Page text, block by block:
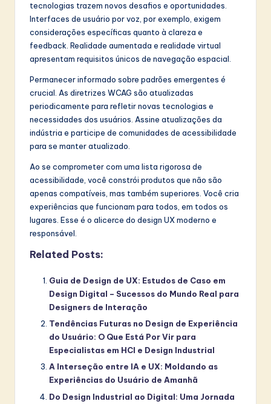
tecnologias trazem novos desafios e oportunidades.
Interfaces de usuário por voz, por exemplo, exigem
considerações específicas quanto à clareza e
feedback. Realidade aumentada e realidade virtual
apresentam requisitos únicos de navegação espacial.
Permanecer informado sobre padrões emergentes é
crucial. As diretrizes WCAG são atualizadas
periodicamente para refletir novas tecnologias e
necessidades dos usuários. Assine atualizações da
indústria e participe de comunidades de acessibilidade
para se manter atualizado.
Ao se comprometer com uma lista rigorosa de
acessibilidade, você constrói produtos que não são
apenas compatíveis, mas também superiores. Você cria
experiências que funcionam para todos, em todos os
lugares. Esse é o alicerce do design UX moderno e
responsável.
Related Posts:
Guia de Design de UX: Estudos de Caso em
Design Digital – Sucessos do Mundo Real para
Designers de Interação
Tendências Futuras no Design de Experiência
do Usuário: O Que Está Por Vir para
Especialistas em HCI e Design Industrial
A Interseção entre IA e UX: Moldando as
Experiências do Usuário de Amanhã
Do Design Industrial ao Digital: Uma Jornada